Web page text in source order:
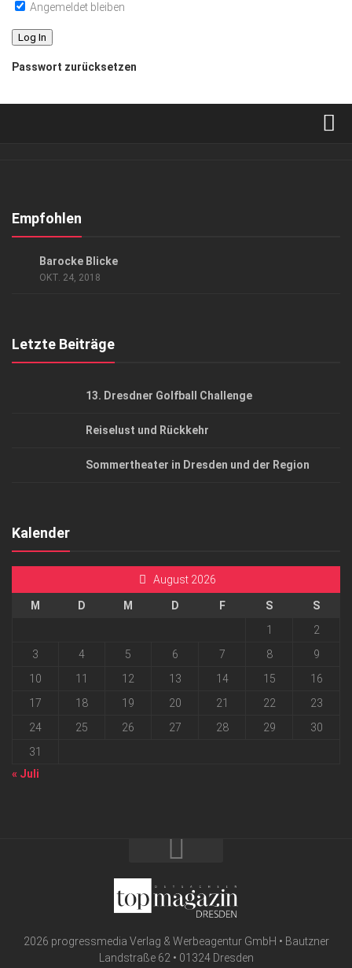
Angemeldet bleiben
Passwort zurücksetzen
Kontakt, Impressum
Empfohlen
Barocke Blicke
OKT. 24, 2018
Letzte Beiträge
13. Dresdner Golfball Challenge
Reiselust und Rückkehr
Sommertheater in Dresden und der Region
Kalender
August 2026
M D M D F S
S
1
2
3
4 5 6 7 8
9
10
11 12 13 14 15
16
17
18 19 20 21 22
23
24
25 26 27 28 29
30
31
« Juli
2026 progressmedia Verlag & Werbeagentur GmbH • Bautzner
Landstraße 62 • 01324 Dresden